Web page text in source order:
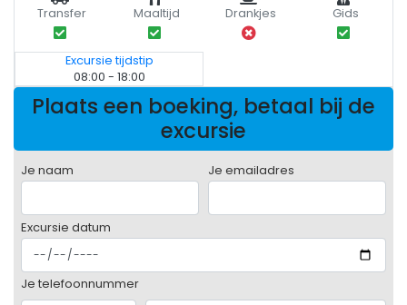
Transfer Maaltijd Drankjes Gids
Excursie tijdstip
08:00 - 18:00
Plaats een boeking, betaal bij de
excursie
Je naam Je emailadres
Excursie datum
Je telefoonnummer